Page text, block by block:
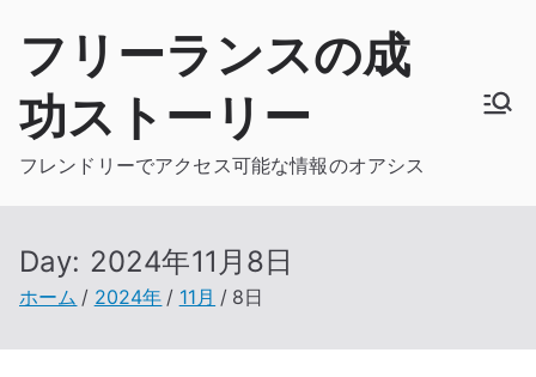
フリーランスの成
功ストーリー
フレンドリーでアクセス可能な情報のオアシス
Day: 2024年11月8日
ホーム 2024年 11月 8日